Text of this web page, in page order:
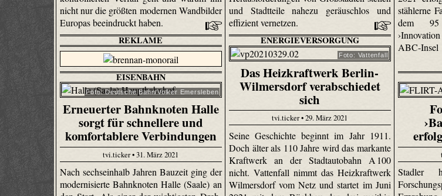
nicht nur die größten modernen Wandbilder
Europas beeindruckt haben.
und Stadtteile nahezu geräuschlos und
effizient vernetzen.
stählerne
dem
ABC-
REKLAME
EISENBAHN
Foto: Deutsche Bahn/Volker Emersleben
Erneuerter Bahnknoten Halle
sorgt für schnellere und
komfortablere Verbindungen
tvi.ticker • 31. März 2021
Nach sechseinhalb Jahren Bauzeit ging der
modernisierte Bahnknoten Halle (Saale) an
ENERGIEVERSORGUNG
Foto: Vattenfall
Das Heizkraftwerk Berlin-
Wilmersdorf verabschiedet
sich
tvi.ticker • 29. März 2021
Seine Geschichte beginnt im Jahr 1911.
Doch älter als 110 Jahre wird das markante
Kraftwerk an der Stadtautobahn A 100
nicht. Vattenfall nimmt das Heizkraftwerk
Wilmersdorf vom Netz und startet im Juni
Stadler